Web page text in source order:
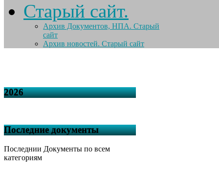
Старый сайт.
Архив Документов, НПА. Старый
сайт
Архив новостей. Старый сайт
2026
Последние документы
Последнии Документы по всем
категориям